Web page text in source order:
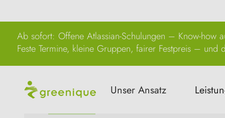
Ab sofort: Offene Atlassian-Schulungen – Know-how
Feste Termine, kleine Gruppen, fairer Festpreis – und
Unser Ansatz
Infosüber